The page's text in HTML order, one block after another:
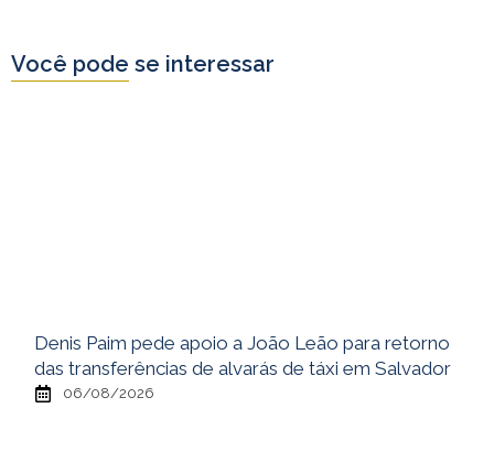
Você pode se interessar
Denis Paim pede apoio a João Leão para retorno
das transferências de alvarás de táxi em Salvador
06/08/2026